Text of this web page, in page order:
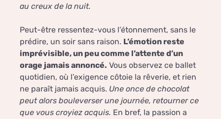
au creux de la nuit.
Peut-être ressentez-vous l’étonnement, sans le
prédire, un soir sans raison. L’émotion reste
imprévisible, un peu comme l’attente d’un
orage jamais annoncé. Vous observez ce ballet
quotidien, où l’exigence côtoie la rêverie, et rien
ne paraît jamais acquis. Une once de chocolat
peut alors bouleverser une journée, retourner ce
que vous croyiez acquis. En bref, la passion a